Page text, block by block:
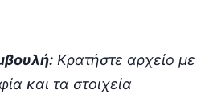
Κρατήστε αρχείο με
και τα στοιχεία